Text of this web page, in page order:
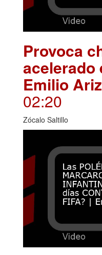
Provoca
acelerado
Emilio
02:20
Zócalo Saltillo